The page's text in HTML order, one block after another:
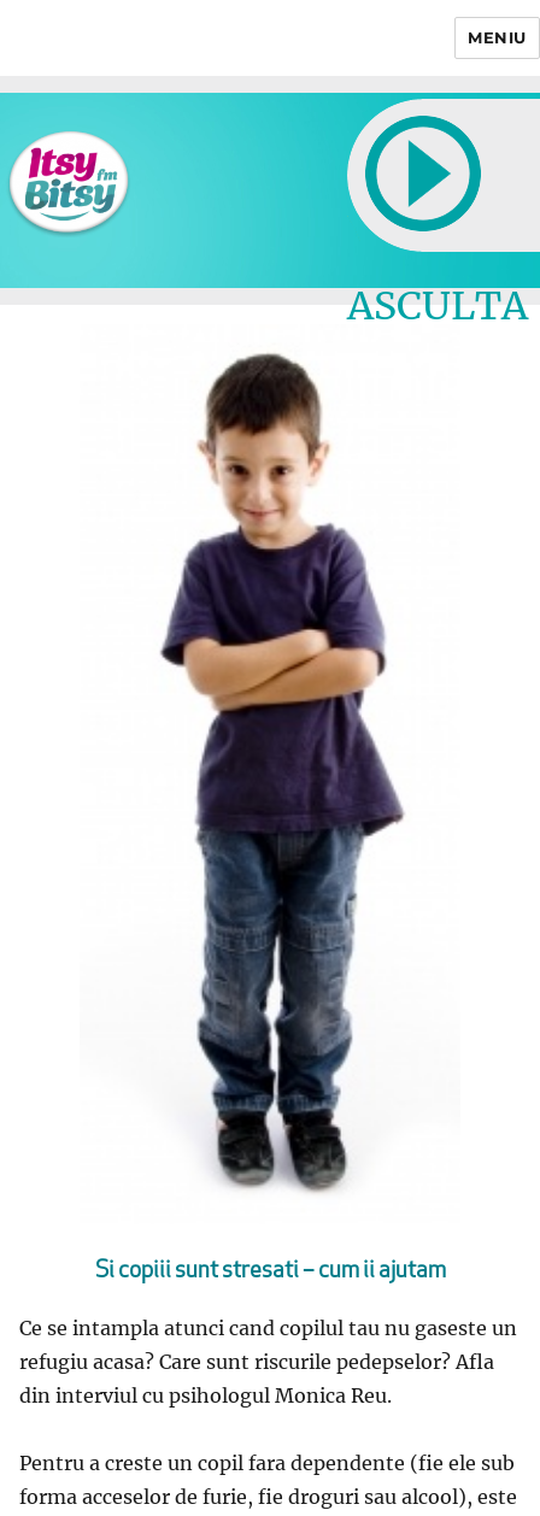
MENIU
ASCULTA
Si copiii sunt stresati – cum ii ajutam
Ce se intampla atunci cand copilul tau nu gaseste un
refugiu acasa? Care sunt riscurile pedepselor? Afla
din interviul cu psihologul Monica Reu.
Pentru a creste un copil fara dependente (fie ele sub
forma acceselor de furie, fie droguri sau alcool), este